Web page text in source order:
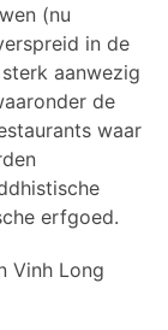
(nu
in de
aanwezig
de
waar
erfgoed.
Vinh Long